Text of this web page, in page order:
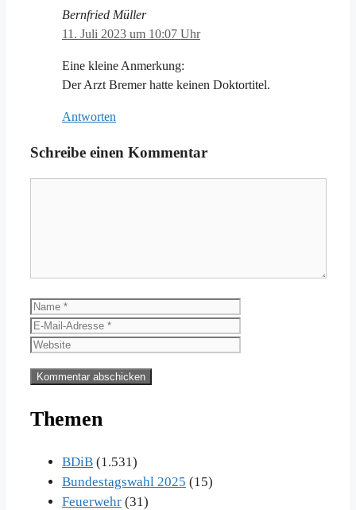
Bernfried Müller
11. Juli 2023 um 10:07 Uhr
Eine kleine Anmerkung:
Der Arzt Bremer hatte keinen Doktortitel.
Antworten
Schreibe einen Kommentar
Name
Themen
BDiB (1.531)
Bundestagswahl 2025 (15)
Feuerwehr (31)